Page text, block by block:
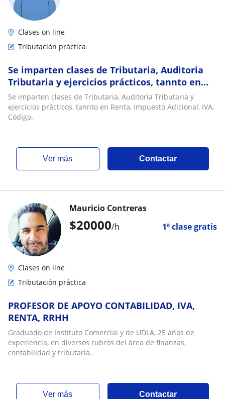
Clases on line
Tributación práctica
Se imparten clases de Tributaria, Auditoria
Tributaria y ejercicios prácticos, tannto en
Renta, Impuesto Adicional, IVA, Código
Se imparten clases de Tributaria, Auditoria Tributaria y
ejercicios prácticos, tannto en Renta, Impuesto Adicional, IVA,
Código.
ver más Contactar
$20000/h 1ª clase gratis
Mauricio Contreras
Clases on line
Tributación práctica
PROFESOR DE APOYO CONTABILIDAD, IVA,
RENTA, RRHH
Graduado de Instituto Comercial y de UDLA, 25 años de
experiencia, en diversos rubros del área de finanzas,
contabilidad y tributaria.
ver más Contactar